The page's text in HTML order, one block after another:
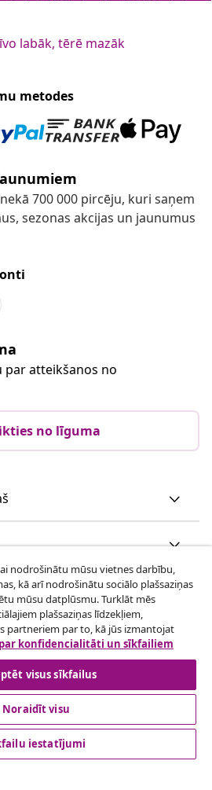
labāk, tērē mazāk
metodes
700 000 pircēju, kuri saņem
sezonas akcijas un jaunumus
atteikšanos no
no līguma
ir vidaXL Marketplace
nodrošinātu mūsu vietnes darbību,
kā arī nodrošinātu sociālo plašsaziņas
mūsu datplūsmu. Turklāt mēs
plašsaziņas līdzekļiem,
partneriem par to, kā jūs izmantojat
konfidencialitāti un sīkfailiem
visus sīkfailus
Noraidīt visu
iestatījumi